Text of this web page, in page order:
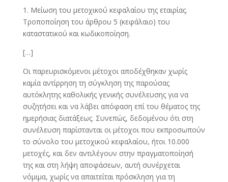
1. Μείωση του μετοχικού κεφαλαίου της εταιρίας.
Τροποποίηση του άρθρου 5 (κεφάλαιο) του
καταστατικού και κωδικοποίηση.
[…]
Οι παρευρισκόμενοι μέτοχοι αποδέχθηκαν χωρίς
καμία αντίρρηση τη σύγκληση της παρούσας
αυτόκλητης καθολικής γενικής συνέλευσης για να
συζητήσει και να λάβει απόφαση επί του θέματος της
ημερήσιας διατάξεως. Συνεπώς, δεδομένου ότι στη
συνέλευση παρίστανται οι μέτοχοι που εκπροσωπούν
το σύνολο του μετοχικού κεφαλαίου, ήτοι 10.000
μετοχές, και δεν αντιλέγουν στην πραγματοποίησή
της και στη λήψη αποφάσεων, αυτή συνέρχεται
νόμιμα, χωρίς να απαιτείται πρόσκληση για τη